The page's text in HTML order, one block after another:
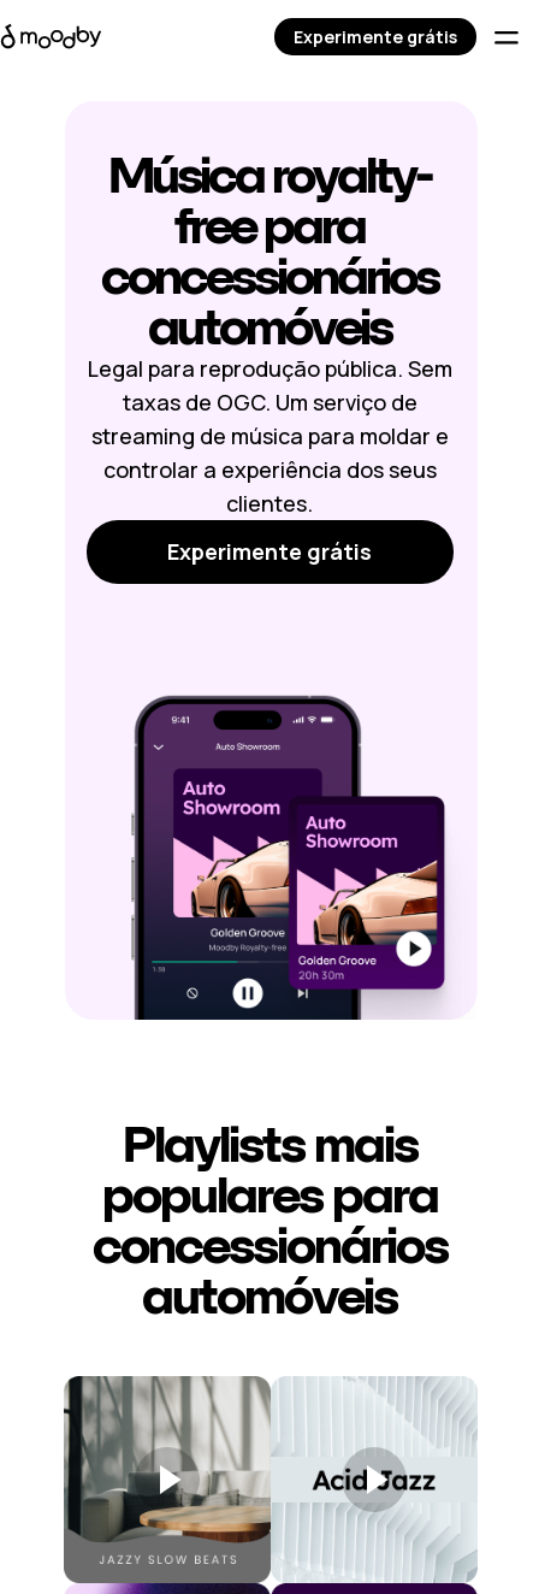
Música royalty-
free para
concessionários
automóveis
Legal para reprodução pública. Sem
taxas de OGC. Um serviço de
streaming de música para moldar e
controlar a experiência dos seus
clientes.
Experimente grátis
Playlists mais
populares para
concessionários
automóveis
Experimente grátis